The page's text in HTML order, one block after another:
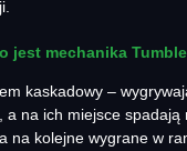
jest mechanika
kaskadowy –
a na ich miejsce spadają
na kolejne wygrane w